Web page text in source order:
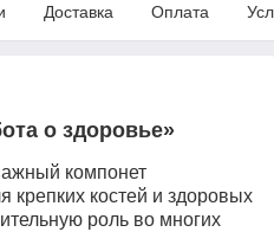
Доставка Оплата
о здоровье»
компонет
крепких костей и здоровых
роль во многих